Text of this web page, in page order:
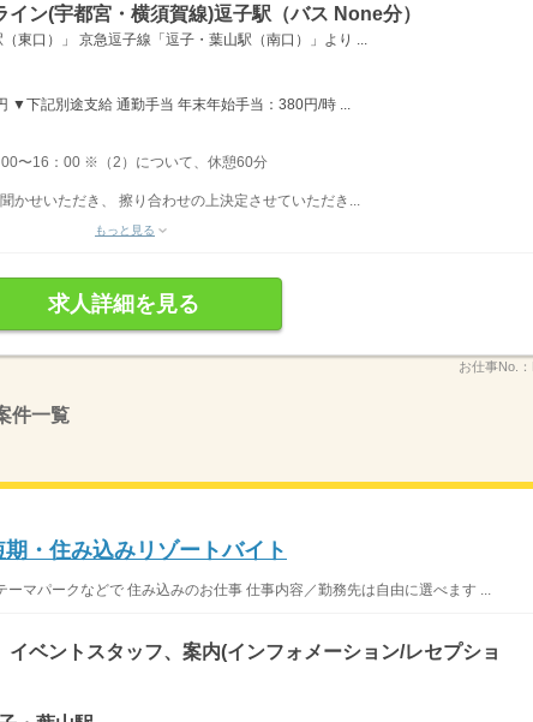
ン(宇都宮・横須賀線)逗子駅（バス None分）
東口）」 京急逗子線「逗子・葉山駅（南口）」より ...
▼下記別途支給 通勤手当 年末年始手当：380円/時 ...
〜16：00 ※（2）について、休憩60分
かせいただき、 擦り合わせの上決定させていただき...
もっと見る
求人詳細を見る
お仕事No.：
件一覧
・住み込みリゾートバイト
ーマパークなどで 住み込みのお仕事 仕事内容／勤務先は自由に選べます ...
イベントスタッフ、案内(インフォメーション/レセプショ